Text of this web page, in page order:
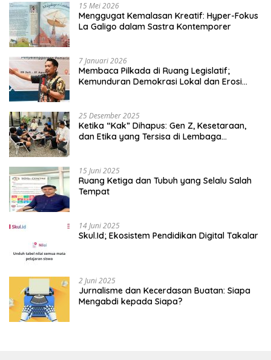
15 Mei 2026
Menggugat Kemalasan Kreatif: Hyper-Fokus
La Galigo dalam Sastra Kontemporer
7 Januari 2026
Membaca Pilkada di Ruang Legislatif;
Kemunduran Demokrasi Lokal dan Erosi
25 Desember 2025
Ketika “Kak” Dihapus: Gen Z, Kesetaraan,
dan Etika yang Tersisa di Lembaga
15 Juni 2025
Ruang Ketiga dan Tubuh yang Selalu Salah
Tempat
14 Juni 2025
Skul.Id; Ekosistem Pendidikan Digital Takalar
2 Juni 2025
Jurnalisme dan Kecerdasan Buatan: Siapa
Mengabdi kepada Siapa?